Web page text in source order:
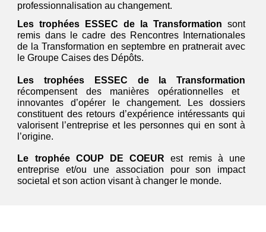
professionnalisation au changement.
Les trophées ESSEC de la Transformation sont
remis dans le cadre des Rencontres Internationales
de la Transformation en septembre en pratnerait avec
le Groupe Caises des Dépôts.
Les trophées ESSEC de la Transformation
récompensent des manières opérationnelles et
innovantes d’opérer le changement. Les dossiers
constituent des retours d’expérience intéressants qui
valorisent l’entreprise et les personnes qui en sont à
l’origine.
Le trophée COUP DE COEUR est remis à une
entreprise et/ou une association pour son impact
societal et son action visant à changer le monde.